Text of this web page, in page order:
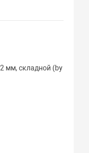
мм, складной (by